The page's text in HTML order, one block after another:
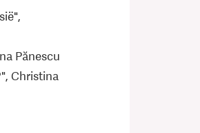
Pănescu
Christina